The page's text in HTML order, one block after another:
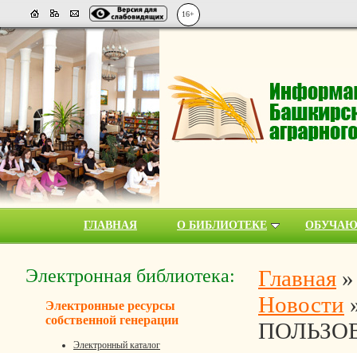
16+
ГЛАВНАЯ О БИБЛИОТЕКЕ
Электронная библиотека:
Электронные ресурсы
собственной генерации
Электронный каталог
Главная
Новости